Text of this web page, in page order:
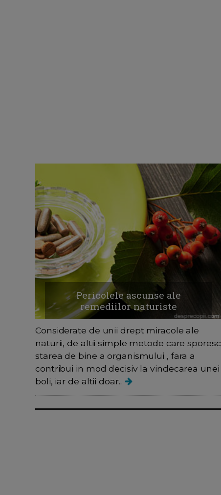
Pericolele ascunse ale
remediilor naturiste
Considerate de unii drept miracole ale
naturii, de altii simple metode care sporesc
starea de bine a organismului , fara a
contribui in mod decisiv la vindecarea unei
boli, iar de altii doar...